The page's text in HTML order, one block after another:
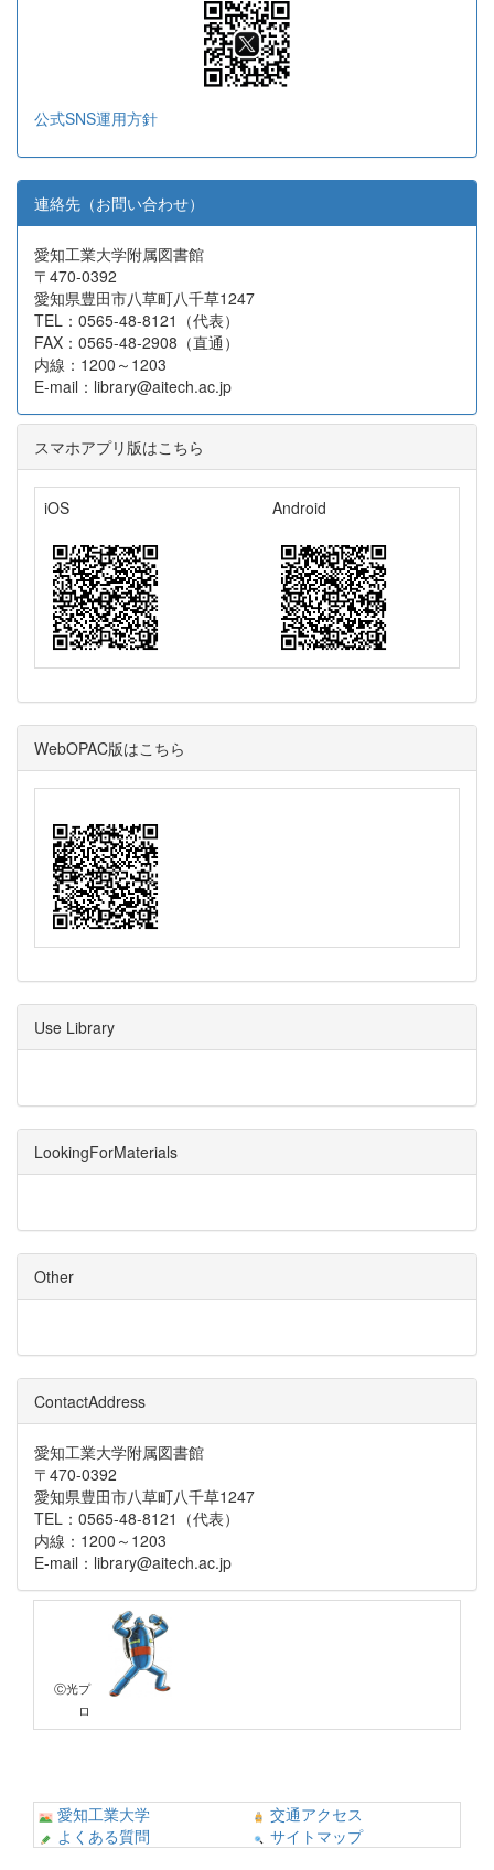
公式SNS運用方針
連絡先（お問い合わせ）
愛知工業大学附属図書館
〒470-0392
愛知県豊田市八草町八千草1247
TEL：0565-48-8121（代表）
FAX：0565-48-2908（直通）
内線：1200～1203
E-mail：library@aitech.ac.jp
スマホアプリ版はこちら
iOS Android
WebOPAC版はこちら
Use Library
LookingForMaterials
Other
ContactAddress
愛知工業大学附属図書館
〒470-0392
愛知県豊田市八草町八千草1247
TEL：0565-48-8121（代表）
内線：1200～1203
E-mail：library@aitech.ac.jp
Ⓒ光プ
ロ
愛知工業大学
交通アクセス
よくある質問
サイトマップ